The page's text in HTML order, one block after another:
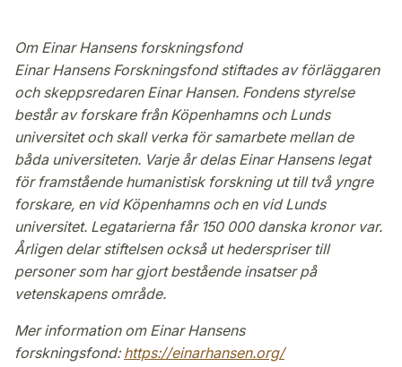
Om Einar Hansens forskningsfond
Einar Hansens Forskningsfond stiftades av förläggaren
och skeppsredaren Einar Hansen. Fondens styrelse
består av forskare från Köpenhamns och Lunds
universitet och skall verka för samarbete mellan de
båda universiteten. Varje år delas Einar Hansens legat
för framstående humanistisk forskning ut till två yngre
forskare, en vid Köpenhamns och en vid Lunds
universitet. Legatarierna får 150 000 danska kronor var.
Årligen delar stiftelsen också ut hederspriser till
personer som har gjort bestående insatser på
vetenskapens område.
Mer information om Einar Hansens
forskningsfond: https://einarhansen.org/